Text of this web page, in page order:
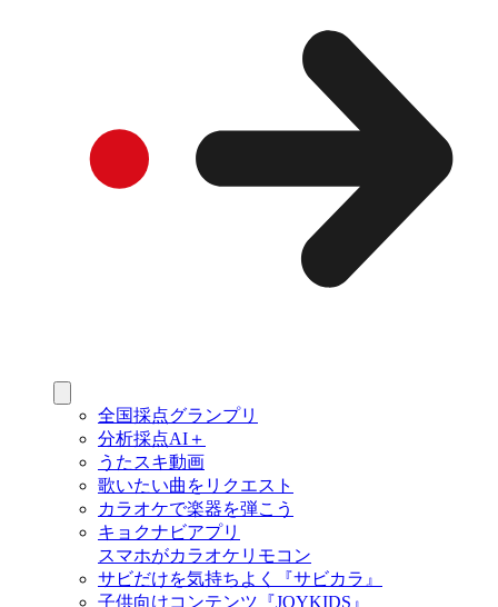
全国採点グランプリ
分析採点AI＋
うたスキ動画
歌いたい曲をリクエスト
カラオケで楽器を弾こう
キョクナビアプリ
スマホがカラオケリモコン
サビだけを気持ちよく『サビカラ』
子供向けコンテンツ『JOYKIDS』